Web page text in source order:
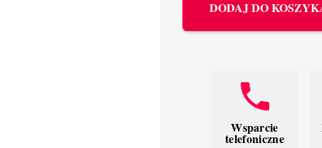
DODAJ DO
Wsparcie
telefoniczne